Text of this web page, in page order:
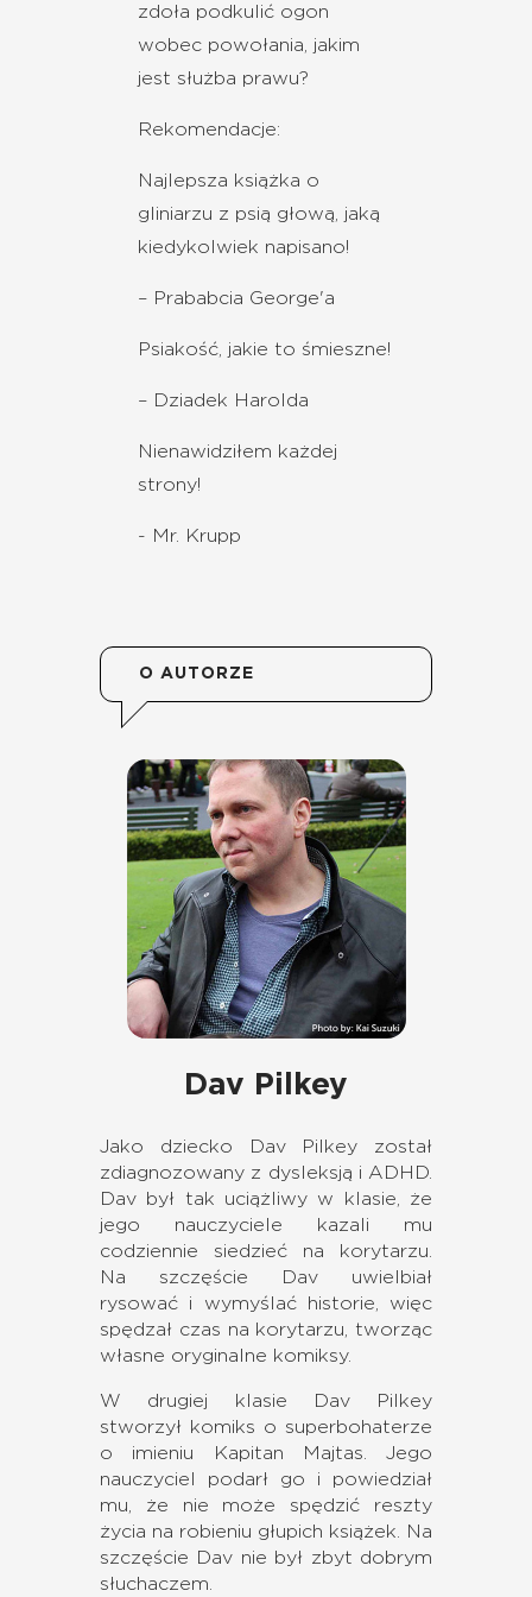
zdoła podkulić ogon
wobec powołania, jakim
jest służba prawu?
Rekomendacje:
Najlepsza książka o
gliniarzu z psią głową, jaką
kiedykolwiek napisano!
– Prababcia George'a
Psiakość, jakie to śmieszne!
– Dziadek Harolda
Nienawidziłem każdej
strony!
- Mr. Krupp
O AUTORZE
Dav Pilkey
Jako dziecko Dav Pilkey został
zdiagnozowany z dysleksją i ADHD.
Dav był tak uciążliwy w klasie, że
jego nauczyciele kazali mu
codziennie siedzieć na korytarzu.
Na szczęście Dav uwielbiał
rysować i wymyślać historie, więc
spędzał czas na korytarzu, tworząc
własne oryginalne komiksy.
W drugiej klasie Dav Pilkey
stworzył komiks o superbohaterze
o imieniu Kapitan Majtas. Jego
nauczyciel podarł go i powiedział
mu, że nie może spędzić reszty
życia na robieniu głupich książek. Na
szczęście Dav nie był zbyt dobrym
słuchaczem.